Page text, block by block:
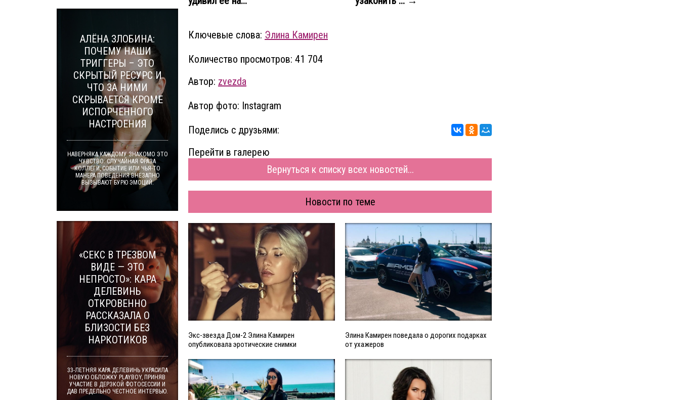
Ключевые слова: Элина Камирен
Количество просмотров: 41 704
Автор: zvezda
Автор фото: Instagram
Поделись с друзьями:
Перейти в галерею
Вернуться к списку всех новостей...
Новости по теме
Экс-звезда Дом-2 Элина Камирен
опубликовала эротические снимки
Элина Камирен поведала о дорогих подарках
от ухажеров
АЛЁНА ЗЛОБИНА:
ПОЧЕМУ НАШИ
ТРИГГЕРЫ – ЭТО
СКРЫТЫЙ РЕСУРС И
ЧТО ЗА НИМИ
СКРЫВАЕТСЯ КРОМЕ
ИСПОРЧЕННОГО
НАСТРОЕНИЯ
НАВЕРНЯКА КАЖДОМУ ЗНАКОМО ЭТО
ЧУВСТВО: СЛУЧАЙНАЯ ФРАЗА
КОЛЛЕГИ, СОБЫТИЕ ИЛИ ЧЬЯ-ТО
МАНЕРА ПОВЕДЕНИЯ ВНЕЗАПНО
ВЫЗЫВАЮТ БУРЮ ЭМОЦИЙ.
«СЕКС В ТРЕЗВОМ
ВИДЕ — ЭТО
НЕПРОСТО»: КАРА
ДЕЛЕВИНЬ
ОТКРОВЕННО
РАССКАЗАЛА О
БЛИЗОСТИ БЕЗ
НАРКОТИКОВ
33-ЛЕТНЯЯ КАРА ДЕЛЕВИНЬ УКРАСИЛА
НОВУЮ ОБЛОЖКУ PLAYBOY, ПРИНЯВ
УЧАСТИЕ В ДЕРЗКОЙ ФОТОСЕССИИ И
ДАВ ПРЕДЕЛЬНО ЧЕСТНОЕ ИНТЕРВЬЮ.